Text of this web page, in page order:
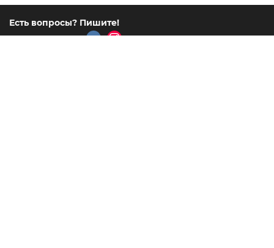
Есть вопросы? Пишите!
msk@lcn.ruили